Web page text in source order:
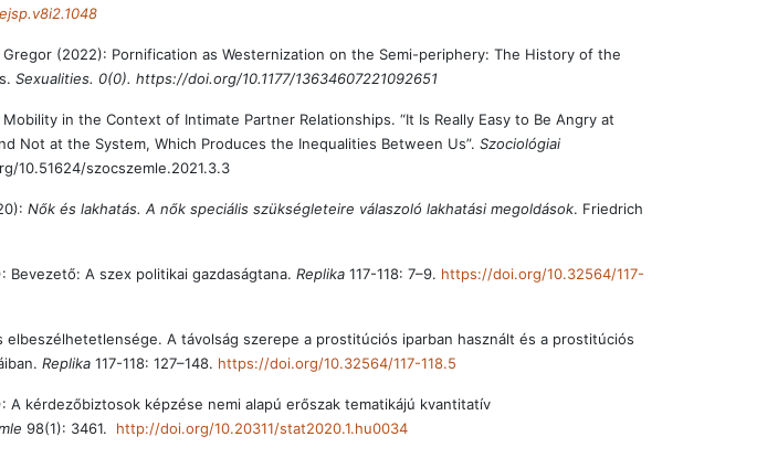
Gregor (2022): Pornification as Westernization on the Semi-periphery: The History of the
Sexualities. 0(0). https://doi.org/10.1177/13634607221092651
in the Context of Intimate Partner Relationships. “It Is Really Easy to Be Angry at
Not at the System, Which Produces the Inequalities Between Us”. Szociológiai
10.51624/szocszemle.2021.3.3
Nők és lakhatás. A nők speciális szükségleteire válaszoló lakhatási megoldások. Friedrich
Bevezető: A szex politikai gazdaságtana. Replika117-118: 7–9. https://doi.org/10.32564/117-
elbeszélhetetlensége. A távolság szerepe a prostitúciós iparban használt és a prostitúciós
Replika117-118: 127–148. https://doi.org/10.32564/117-118.5
A kérdezőbiztosok képzése nemi alapú erőszak tematikájú kvantitatív
98(1): 34­61. http://doi.org/10.20311/stat2020.1.hu0034